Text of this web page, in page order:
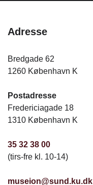
Adresse
Bredgade 62
1260 København K
Postadresse
Fredericiagade 18
1310 København K
35 32 38 00
(tirs-fre kl. 10-14)
museion@sund.ku.dk